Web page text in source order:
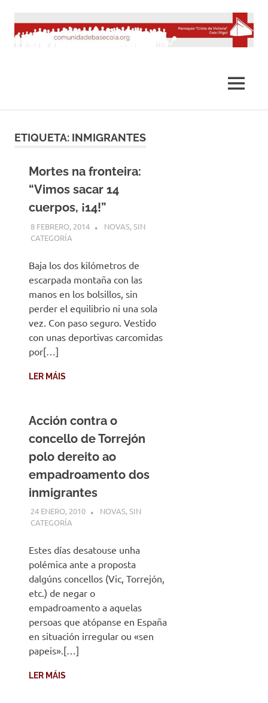
contenido
MENÚ
ETIQUETA: INMIGRANTES
Mortes na fronteira:
“Vimos sacar 14
cuerpos, ¡14!”
8 FEBRERO, 2014 DESARROLLO
NOVAS,SIN
CATEGORÍA
Baja los dos kilómetros de
escarpada montaña con las
manos en los bolsillos, sin
perder el equilibrio ni una sola
vez. Con paso seguro. Vestido
con unas deportivas carcomidas
por[…]
LER MÁIS
Acción contra o
concello de Torrejón
polo dereito ao
empadroamento dos
inmigrantes
24 ENERO, 2010 DESARROLLO
NOVAS,SIN
CATEGORÍA
Estes días desatouse unha
polémica ante a proposta
dalgúns concellos (Vic, Torrejón,
etc.) de negar o
empadroamento a aquelas
persoas que atópanse en España
en situación irregular ou «sen
papeis».[…]
LER MÁIS